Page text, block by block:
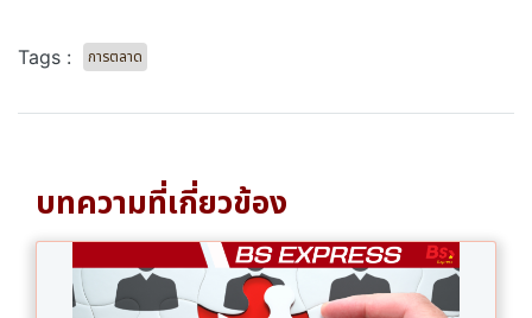
Tags : การตลาด
บทความที่เกี่ยวข้อง